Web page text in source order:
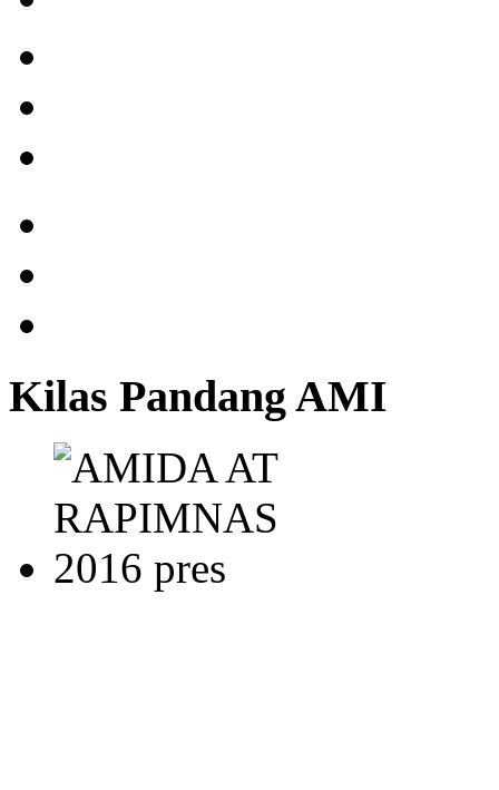
Kilas Pandang AMI